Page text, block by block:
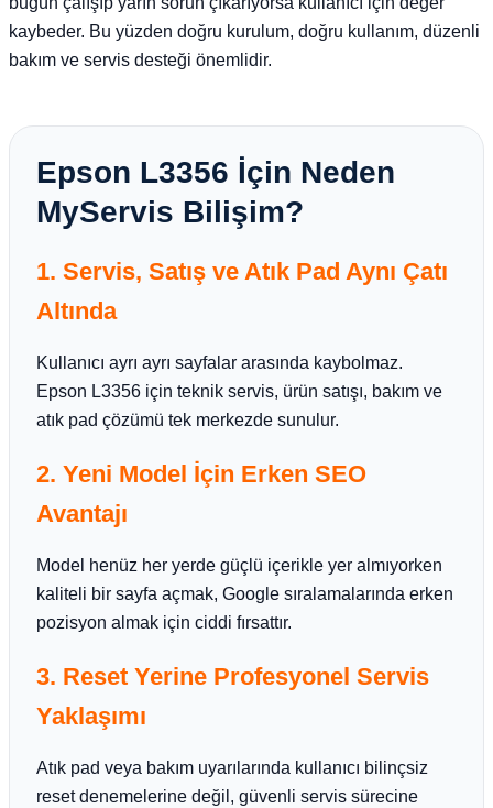
kaybeder. Bu yüzden doğru kurulum, doğru kullanım, düzenli
bakım ve servis desteği önemlidir.
Epson L3356 İçin Neden
MyServis Bilişim?
1. Servis, Satış ve Atık Pad Aynı Çatı
Altında
Kullanıcı ayrı ayrı sayfalar arasında kaybolmaz.
Epson L3356 için teknik servis, ürün satışı, bakım ve
atık pad çözümü tek merkezde sunulur.
2. Yeni Model İçin Erken SEO
Avantajı
Model henüz her yerde güçlü içerikle yer almıyorken
kaliteli bir sayfa açmak, Google sıralamalarında erken
pozisyon almak için ciddi fırsattır.
3. Reset Yerine Profesyonel Servis
Yaklaşımı
Atık pad veya bakım uyarılarında kullanıcı bilinçsiz
reset denemelerine değil, güvenli servis sürecine